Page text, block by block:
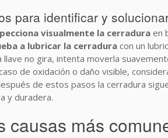
para identificar y
visualmente la cerradura en
a lubricar la cerradura con un
llave no gira, intenta moverla
de oxidación o daño visible,
de estos pasos la cerradura
y duradera.
causas más